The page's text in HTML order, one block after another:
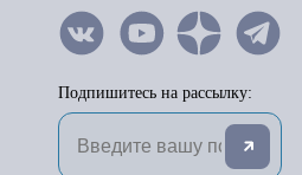
Подпишитесь на рассылку: